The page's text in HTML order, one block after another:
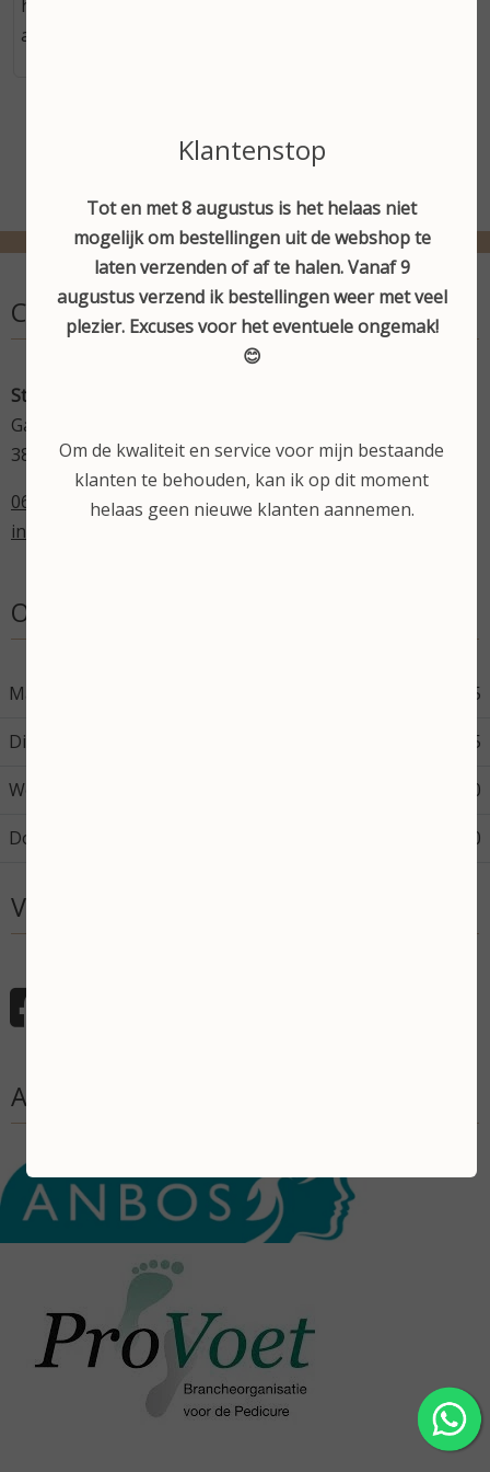
hydraterend komkommerhydrolaat - Hoeft niet
afgespoeld te worden Inhoud: 150 ml
Contactgegevens
Stephanie's Beautysalon
Gardameer 17
3825 VN Amersfoort
06-43598714
info@stephaniesbeautysalon.nl
Openingstijden
Maandag
17:45
Dinsdag
17:45
Woensdag
17:30
Donderdag
12:00
Volg mij
Aangesloten bij
Klantenstop
Tot en met 8 augustus is het helaas niet
mogelijk om bestellingen uit de webshop te
laten verzenden of af te halen. Vanaf 9
augustus verzend ik bestellingen weer met veel
plezier. Excuses voor het eventuele ongemak!
😊
Om de kwaliteit en service voor mijn bestaande
klanten te behouden, kan ik op dit moment
helaas geen nieuwe klanten aannemen.